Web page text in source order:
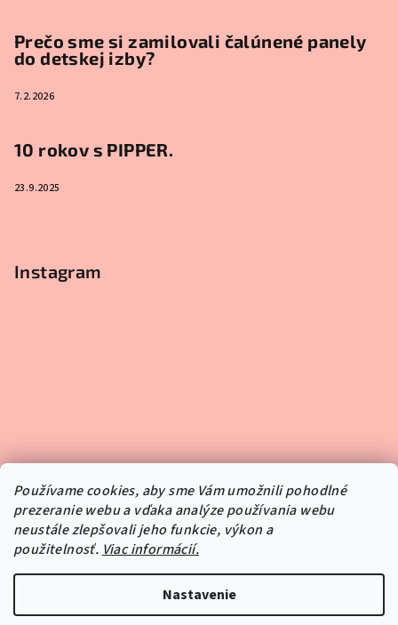
Používame cookies, aby sme Vám umožnili pohodlné
prezeranie webu a vďaka analýze používania webu
neustále zlepšovali jeho funkcie, výkon a
použitelnosť. Viac informácií.
Nastavenie
Prečo sme si zamilovali čalúnené panely
do detskej izby?
7.2.2026
10 rokov s PIPPER.
23.9.2025
Instagram
Sledovať na Instagrame